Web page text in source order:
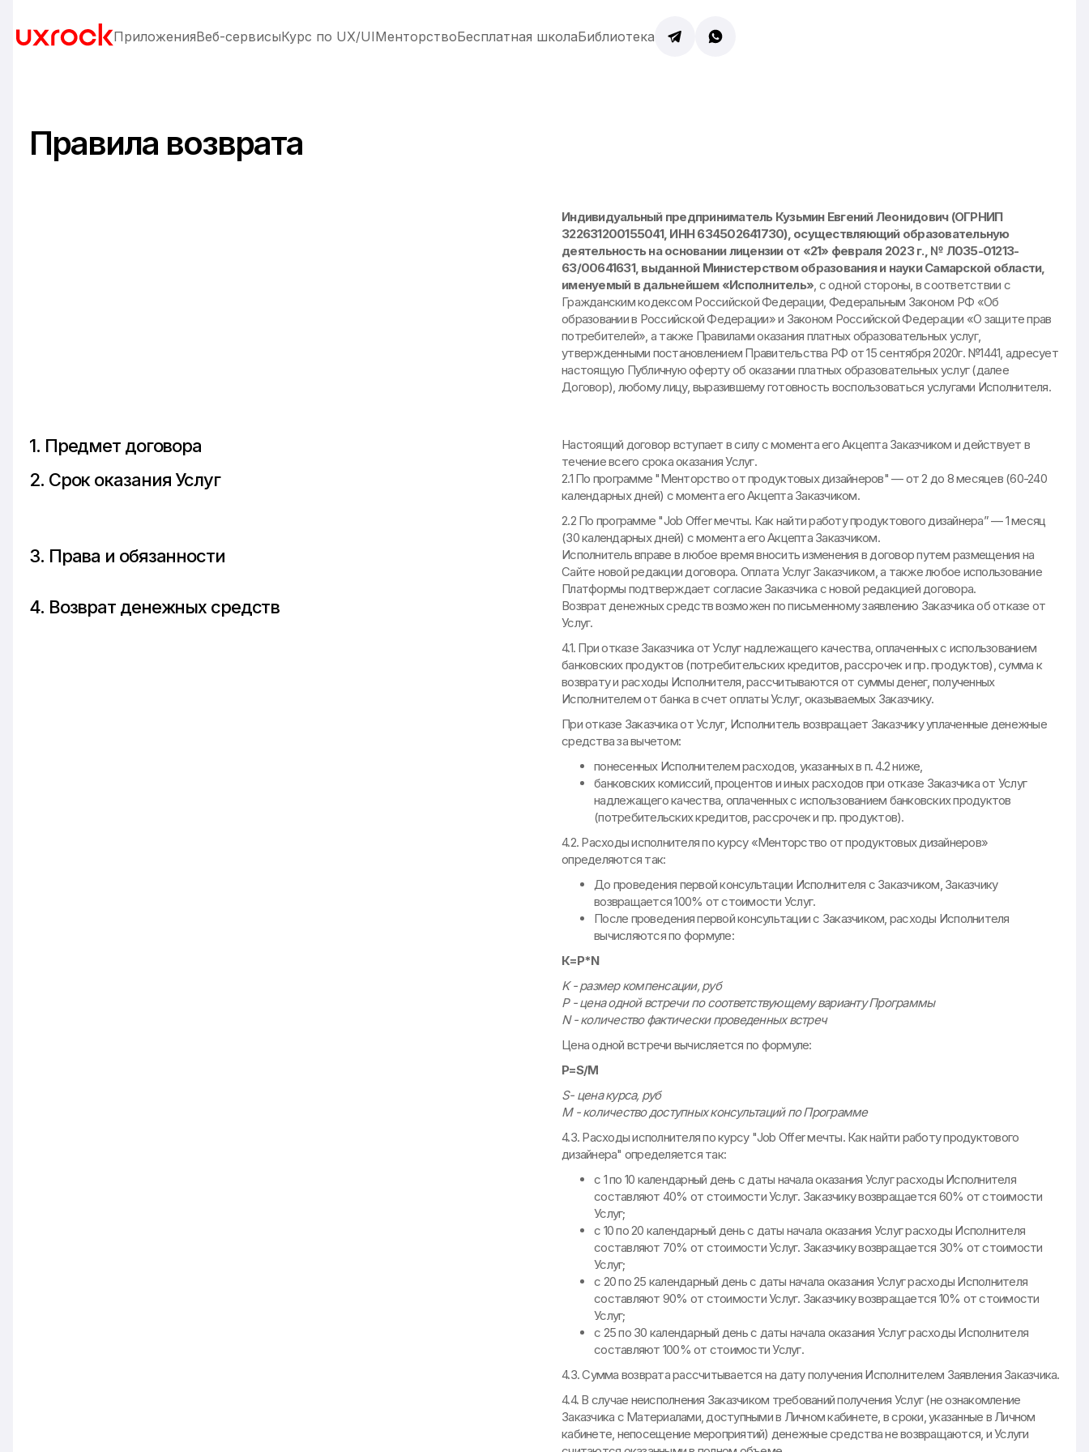
ПриложенияВеб-сервисыКурс по UX/UIМенторствоБесплатная школаБиблиотека
Правила возврата
Индивидуальный предприниматель Кузьмин Евгений Леонидович (ОГРНИП
322631200155041, ИНН 634502641730), осуществляющий образовательную
деятельность на основании лицензии от «21» февраля 2023 г., № Л035-01213-
63/00641631, выданной Министерством образования и науки Самарской области,
именуемый в дальнейшем «Исполнитель», с одной стороны, в соответствии с
Гражданским кодексом Российской Федерации, Федеральным Законом РФ «Об
образовании в Российской Федерации» и Законом Российской Федерации «О защите прав
потребителей», а также Правилами оказания платных образовательных услуг,
утвержденными постановлением Правительства РФ от 15 сентября 2020г. №1441, адресует
настоящую Публичную оферту об оказании платных образовательных услуг (далее
Договор), любому лицу, выразившему готовность воспользоваться услугами Исполнителя.
1. Предмет договора
Настоящий договор вступает в силу с момента его Акцепта Заказчиком и действует в
течение всего срока оказания Услуг.
2. Срок оказания Услуг
2.1 По программе "Менторство от продуктовых дизайнеров" — от 2 до 8 месяцев (60-240
календарных дней) с момента его Акцепта Заказчиком.
2.2 По программе "Job Offer мечты. Как найти работу продуктового дизайнера” — 1 месяц
(30 календарных дней) с момента его Акцепта Заказчиком.‍
3. Права и обязанности
Исполнитель вправе в любое время вносить изменения в договор путем размещения на
Сайте новой редакции договора. Оплата Услуг Заказчиком, а также любое использование
Платформы подтверждает согласие Заказчика с новой редакцией договора.‍
4. Возврат денежных средств
Возврат денежных средств возможен по письменному заявлению Заказчика об отказе от
Услуг.‍
4.1. При отказе Заказчика от Услуг надлежащего качества, оплаченных с использованием
банковских продуктов (потребительских кредитов, рассрочек и пр. продуктов), сумма к
возврату и расходы Исполнителя, рассчитываются от суммы денег, полученных
Исполнителем от банка в счет оплаты Услуг, оказываемых Заказчику.
При отказе Заказчика от Услуг, Исполнитель возвращает Заказчику уплаченные денежные
средства за вычетом:
понесенных Исполнителем расходов, указанных в п. 4.2 ниже,
банковских комиссий, процентов и иных расходов при отказе Заказчика от Услуг
надлежащего качества, оплаченных с использованием банковских продуктов
(потребительских кредитов, рассрочек и пр. продуктов).
4.2. Расходы исполнителя по курсу «Менторство от продуктовых дизайнеров»
определяются так:
До проведения первой консультации Исполнителя с Заказчиком, Заказчику
возвращается 100% от стоимости Услуг.
После проведения первой консультации с Заказчиком, расходы Исполнителя
вычисляются по формуле:
К=P*N
K - размер компенсации, руб
P - цена одной встречи по соответствующему варианту Программы
N - количество фактически проведенных встреч
Цена одной встречи вычисляется по формуле:
P=S/M
S- цена курса, руб
M - количество доступных консультаций по Программе
4.3. Расходы исполнителя по курсу "Job Offer мечты. Как найти работу продуктового
дизайнера" определяется так:
с 1 по 10 календарный день с даты начала оказания Услуг расходы Исполнителя
составляют 40% от стоимости Услуг. Заказчику возвращается 60% от стоимости
Услуг;
с 10 по 20 календарный день с даты начала оказания Услуг расходы Исполнителя
составляют 70% от стоимости Услуг. Заказчику возвращается 30% от стоимости
Услуг;
с 20 по 25 календарный день с даты начала оказания Услуг расходы Исполнителя
составляют 90% от стоимости Услуг. Заказчику возвращается 10% от стоимости
Услуг;
с 25 по 30 календарный день с даты начала оказания Услуг расходы Исполнителя
составляют 100% от стоимости Услуг.
4.3. Сумма возврата рассчитывается на дату получения Исполнителем Заявления Заказчика.
4.4. В случае неисполнения Заказчиком требований получения Услуг (не ознакомление
Заказчика с Материалами, доступными в Личном кабинете, в сроки, указанные в Личном
кабинете, непосещение мероприятий) денежные средства не возвращаются, и Услуги